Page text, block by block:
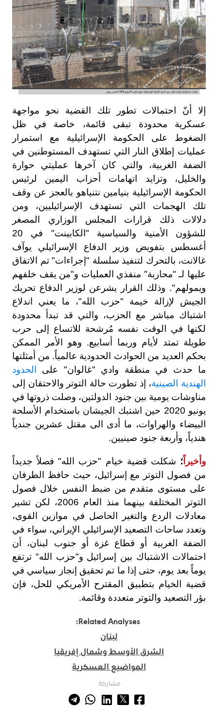
إلا أنّ احتمالات تطور تلك القضية نحو مواجهة
عسكرية محدودة تبقى قائمة، خاصة في ظل
الضغوط على الحكومة الإسرائيلية مع استمرار
عمليات إطلاق النار التي تستهدف المستوطنين في
الضفة الغربية، والتي كان آخرها عمليتي حوارة
والخليل، وتزايد اتهامات أحزاب اليمين لرئيس
الحكومة الإسرائيلية بنيامين نتنياهو بالعجز عن وقف
تلك الهجمات التي تستهدف الإسرائيليين، ومن
دلالات ذلك قرارات المجلس الوزاري المصغر
للشؤون الأمنية والسياسية "الكابينت" في 20
أغسطس بتفويض وزير الدفاع الإسرائيلي يوآف
غالانت، بالتحرك لتنفيذ سلسلة "إجراءات" تم الاتفاق
عليها لـ "محاربة" منفذي العمليات و"من يقف خلفهم
ويمولهم". وذلك القرار يشرعن لوزير الدفاع تحريك
الجيش لإزالة خيمة "حزب الله"، ما يعني اندلاع
اشتباك مباشر مع الحزب، والتي قد تبدأ محدودة
لكنها في الوقت نفسه مُرشحة للاتساع إلى حرب
طويلة تمتد لأيام وربما أسابيع. وهو الأمر الممكن
بحكم العديد من الحوادث الحدودية عالمياً. من أمثلتها
ما حدث في منطقة وادي "غالوان" على الحدود
الهندية الصينية، إذ تطورت حالة التوتر والاحتقان إلى
مناوشات يومية بين جنود الدولتين، وصلت ذروتها في
يونيو 2020 حين اشتبك الجيشان باستخدام الأسلحة
البيضاء والهراوات، ما أدى الى مقتل عشرين جندياً
هندياً، وأربعة جنود صينيين.
وأخيراً ؛ شكلت قضية خيام "حزب الله" فصلاً جديداً
من فصول التوتر مع إسرائيل، حيث حافظ الطرفان
على مستوى متقدم من ضبط النفس خلال فصول
التوتر المختلفة بينهما منذ العام 2006، لكن تشير
معادلات الردع والتغير الحاصل في موازين القوى،
وتعدد ساحات التصعيد الإسرائيلي الإيراني، سواء في
الضفة الغربية أو قطاع غزة أو جنوب لبنان، أن
احتمالات الاشتباك بين إسرائيل و"حزب الله" ترتفع
يوماً بعد يوم، حتى إذا ما تم تحقيق إنجاز سياسي في
قضية الخيام بتطبيق المقترح الأمريكي للحل، فإن
بؤر التصعيد والتوتر متعددة وقائمة.
Related Analyses:
لبنان
الشرق الأوسط وشمال إفريقيا
المواضيع العسكرية
مشاركة: